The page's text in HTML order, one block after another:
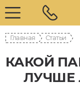
Главная Статьи
КАКОЙ
ЛУЧШЕ